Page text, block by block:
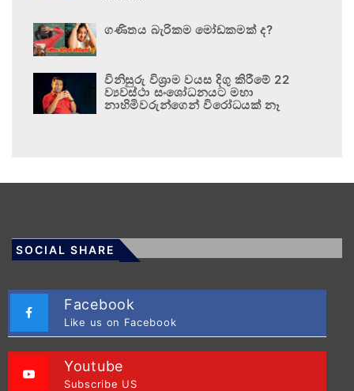
ගණිතය බැරිකම මෝඩකමක් ද?
විනිසුරු විශ්‍රාම වයස දිගු කිරීමේ 22
ව්‍යවස්ථා සංශෝධනයට මහා
නාහිමිවරුන්ගෙන් විරෝධයක් නෑ
SOCIAL SHARE
Facebook
Like us on Facebook
Youtube
Subscribe US